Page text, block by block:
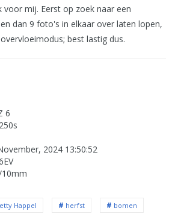
voor mij. Eerst op zoek naar een
dan 9 foto's in elkaar over laten lopen,
best lastig dus.
6
2024 13:50:52
10mm
Happel herfst bomen